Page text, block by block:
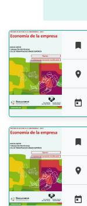







